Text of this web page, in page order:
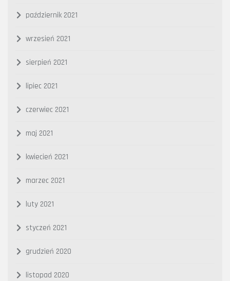
październik 2021
wrzesień 2021
sierpień 2021
lipiec 2021
czerwiec 2021
maj 2021
kwiecień 2021
marzec 2021
luty 2021
styczeń 2021
grudzień 2020
listopad 2020